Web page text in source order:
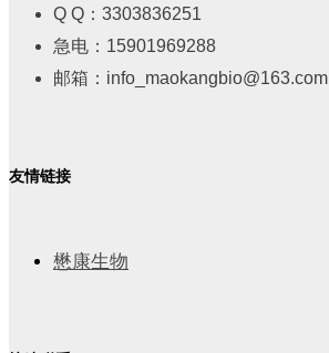
Q Q：3303836251
急电：15901969288
邮箱：info_maokangbio@163.com
友情链接
懋康生物